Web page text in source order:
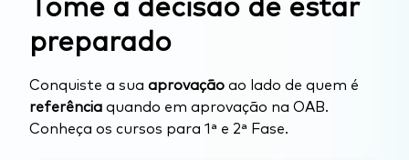
Tome a decisão de estar
preparado
Conquiste a sua aprovação ao lado de quem é
referência quando em aprovação na OAB.
Conheça os cursos para 1ª e 2ª Fase.